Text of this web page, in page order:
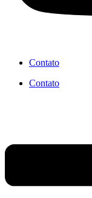
Contato
Contato